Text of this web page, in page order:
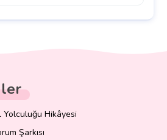
Yolculuğu Hikâyesi
Şarkısı